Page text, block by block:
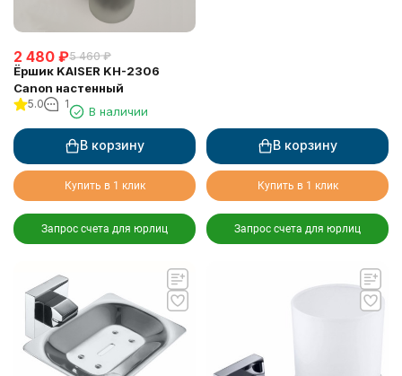
2 480 ₽5 460 ₽
Ёршик KAISER KH-2306
Canon настенный
5.0 1
В наличии
В корзину
Купить в 1 клик
Запрос счета для юрлиц
В корзину
Купить в 1 клик
Запрос счета для юрлиц